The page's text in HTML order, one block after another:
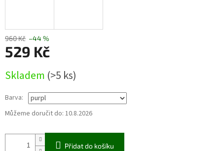
960 Kč –44 %
529 Kč
cena:
Skladem (>5 ks)
Barva:
Můžeme doručit do: 10.8.2026
Přidat do košíku